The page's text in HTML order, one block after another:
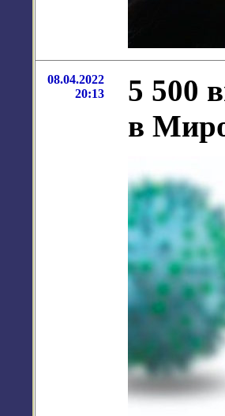
08.04.2022
20:13
5 500
в